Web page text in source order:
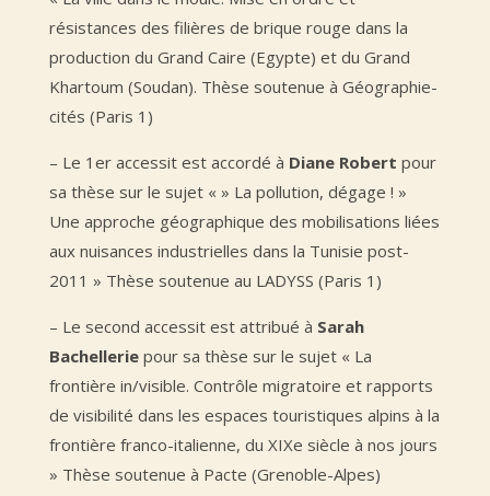
résistances des filières de brique rouge dans la
production du Grand Caire (Egypte) et du Grand
Khartoum (Soudan). Thèse soutenue à Géographie-
cités (Paris 1)
– Le 1er accessit est accordé à Diane Robert pour
sa thèse sur le sujet « » La pollution, dégage ! »
Une approche géographique des mobilisations liées
aux nuisances industrielles dans la Tunisie post-
2011 » Thèse soutenue au LADYSS (Paris 1)
– Le second accessit est attribué à Sarah
Bachelleriepour sa thèse sur le sujet « La
frontière in/visible. Contrôle migratoire et rapports
de visibilité dans les espaces touristiques alpins à la
frontière franco-italienne, du XIXe siècle à nos jours
» Thèse soutenue à Pacte (Grenoble-Alpes)